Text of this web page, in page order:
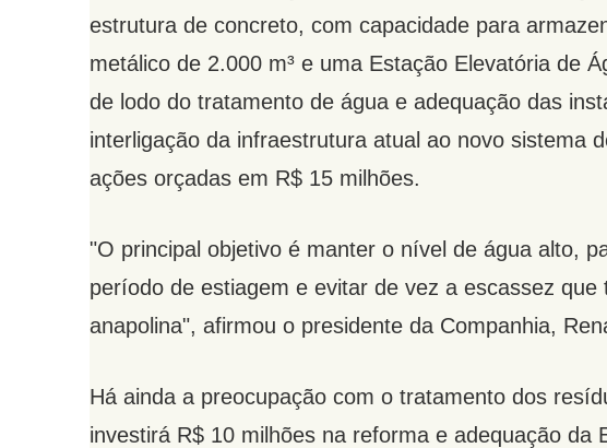
estrutura de concreto, com capacidade para
metálico de 2.000 m³ e uma Estação Elevatória de
de lodo do tratamento de água e adequação das
interligação da infraestrutura atual ao novo sistema
ações orçadas em R$ 15 milhões.
"O principal objetivo é manter o nível de água alto,
período de estiagem e evitar de vez a escassez
anapolina", afirmou o presidente da Companhia,
Há ainda a preocupação com o tratamento dos
investirá R$ 10 milhões na reforma e adequação da